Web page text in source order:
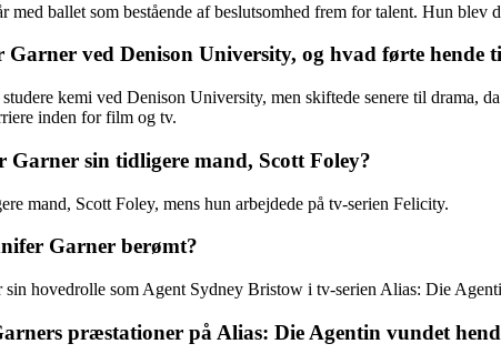
med ballet som bestående af beslutsomhed frem for talent. Hun blev
Garner ved Denison University, og hvad førte hende
kemi ved Denison University, men skiftede senere til drama,
inden for film og tv.
sin tidligere mand, Scott Foley?
mand, Scott Foley, mens hun arbejdede på tv-serien Felicity.
Garner berømt?
sin hovedrolle som Agent Sydney Bristow i tv-serien Alias: Die
præstationer på Alias: Die Agentin vundet